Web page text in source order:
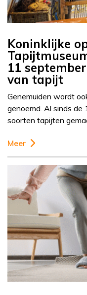
Koninklijke
11
van tapijt
Genemuiden wordt
genoemd. Al sinds
soorten tapijten
Meer